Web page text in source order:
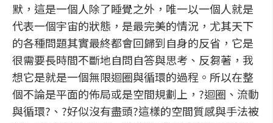
默，這是一個人除了睡覺之外，唯一以一個人就是
代表一個宇宙的狀態，是最完美的情況，尤其天下
的各種問題其實最終都會回歸到自身的反省，它是
很需要長時間不斷地自問自答與思考、反芻著，我
想它是就是一個無限迴圈與循環的過程。所以在整
個不論是平面的佈局或是空間規劃上，?迴圈、流動
與循環?、?好似沒有盡頭?這樣的空間質感與手法被